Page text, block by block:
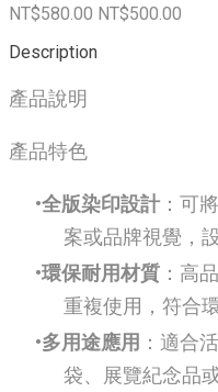
NT$580.00 NT$500.00
Description
產品說明
產品特色
全版染印設計：可
案或品牌視覺，
環保耐用材質 ：高
重複使用，符合
多用途應用 ：適合
袋、展覽紀念品